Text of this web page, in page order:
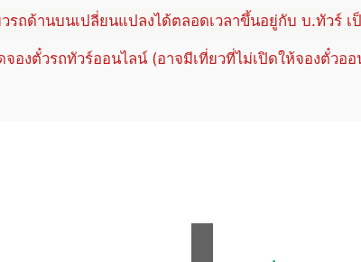
รถด้านบนเปลี่ยนแปลงได้ตลอดเวลาขึ้นอยู่กับ บ.ทัวร์
จองตั๋วรถทัวร์ออนไลน์ (อาจมีเที่ยวที่ไม่เปิดให้จองตั๋ว